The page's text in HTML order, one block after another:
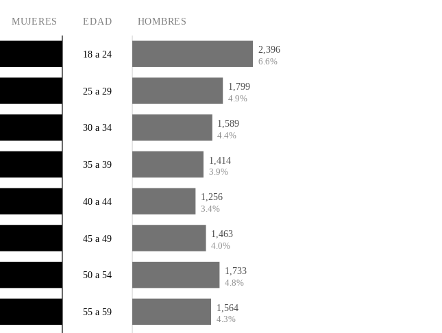
MUJERES EDAD HOMBRES
2,396
6.6%
18 a 24
1,799
4.9%
25 a 29
1,589
4.4%
30 a 34
1,414
3.9%
35 a 39
1,256
3.4%
40 a 44
1,463
4.0%
45 a 49
1,733
4.8%
50 a 54
1,564
4.3%
55 a 59